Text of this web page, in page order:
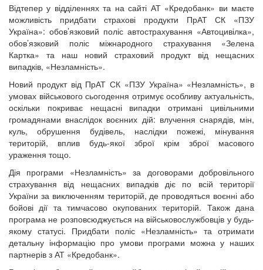
Відтепер у відділеннях та на сайті АТ «Кредобанк» ви маєте
можливість придбати страхові продукти ПрАТ СК «ПЗУ
Україна»: обов’язковий поліс автострахування «Автоцивілка»,
обов’язковий поліс міжнародного страхування «Зелена
Картка» та наш новий страховий продукт від нещасних
випадків, «Незламність».
Новий продукт від ПрАТ СК «ПЗУ Україна» «Незламність», в
умовах військового сьогодення отримує особливу актуальність,
оскільки покриває нещасні випадки отримані цивільними
громадянами внаслідок воєнних дій: влучення снарядів, мін,
куль, обрушення будівель, наслідки пожежі, мінування
територій, вплив будь-якої зброї крім зброї масового
ураження тощо.
Дія програми «Незламність» за договорами добровільного
страхування від нещасних випадків діє по всій території
України за виключенням територій, де проводяться воєнні або
бойові дії та тимчасово окупованих територій. Також дана
програма не розповсюджується на військовослужбовців у будь-
якому статусі. Придбати поліс «Незламність» та отримати
детальну інформацію про умови програми можна у наших
партнерів з АТ «Кредобанк».